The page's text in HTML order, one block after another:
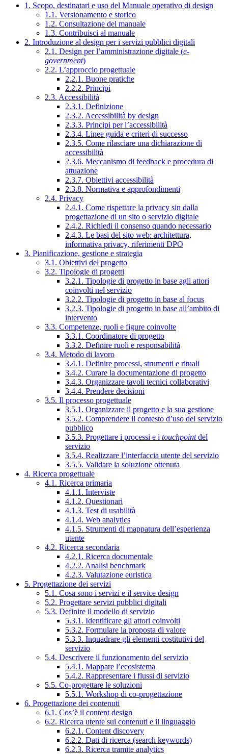
1. Scopo, destinatari e uso del Manuale operativo di design
1.1. Versionamento e storico
1.2. Consultazione del manuale
1.3. Contribuisci al manuale
2. Introduzione al design per i servizi pubblici digitali
2.1. Design per l’amministrazione digitale (e-
government)
2.2. L’approccio progettuale
2.2.1. Buone pratiche
2.2.2. Principi
2.3. Accessibilità
2.3.1. Definizione
2.3.2. Accessibilità by design
2.3.3. Principi per l’accessibilità
2.3.4. Linee guida e criteri di successo
2.3.5. Come rilasciare una dichiarazione di
accessibilità
2.3.6. Meccanismo di feedback e procedura di
attuazione
2.3.7. Obiettivi accessibilità
2.3.8. Normativa e approfondimenti
2.4. Privacy
2.4.1. Come rispettare la privacy sin dalla
progettazione di un sito o servizio digitale
2.4.2. Richiedi il consenso quando necessario
2.4.3. Le basi del sito web: architettura,
informativa privacy, riferimenti DPO
3. Pianificazione, gestione e strategia
3.1. Obiettivi del progetto
3.2. Tipologie di progetti
3.2.1. Tipologie di progetto in base agli attori
coinvolti nel servizio
3.2.2. Tipologie di progetto in base al focus
3.2.3. Tipologie di progetto in base all’ambito di
intervento
3.3. Competenze, ruoli e figure coinvolte
3.3.1. Coordinatore di progetto
3.3.2. Definire ruoli e responsabilità
3.4. Metodo di lavoro
3.4.1. Definire processi, strumenti e rituali
3.4.2. Curare la documentazione di progetto
3.4.3. Organizzare tavoli tecnici collaborativi
3.4.4. Prendere decisioni
3.5. Il processo progettuale
3.5.1. Organizzare il progetto e la sua gestione
3.5.2. Comprendere il contesto d’uso del servizio
pubblico
3.5.3. Progettare i processi e i touchpointdel
servizio
3.5.4. Realizzare l’interfaccia utente del servizio
3.5.5. Validare la soluzione ottenuta
4. Ricerca progettuale
4.1. Ricerca primaria
4.1.1. Interviste
4.1.2. Questionari
4.1.3. Test di usabilità
4.1.4. Web analytics
4.1.5. Strumenti di mappatura dell’esperienza
utente
4.2. Ricerca secondaria
4.2.1. Ricerca documentale
4.2.2. Analisi benchmark
4.2.3. Valutazione euristica
5. Progettazione dei servizi
5.1. Cosa sono i servizi e il service design
5.2. Progettare servizi pubblici digitali
5.3. Definire il modello di servizio
5.3.1. Identificare gli attori coinvolti
5.3.2. Formulare la proposta di valore
5.3.3. Inquadrare gli elementi costitutivi del
servizio
5.4. Descrivere il funzionamento del servizio
5.4.1. Mappare l’ecosistema
5.4.2. Rappresentare i flussi di servizio
5.5. Co-progettare le soluzioni
5.5.1. Workshop di co-progettazione
6. Progettazione dei contenuti
6.1. Cos’è il content design
6.2. Ricerca utente sui contenuti e il linguaggio
6.2.1. Content discovery
6.2.2. Dati di ricerca (search keywords)
6.2.3. Ricerca tramite analytics